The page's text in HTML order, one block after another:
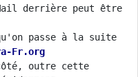
derrière peut être
Fr.org
côté, outre cette